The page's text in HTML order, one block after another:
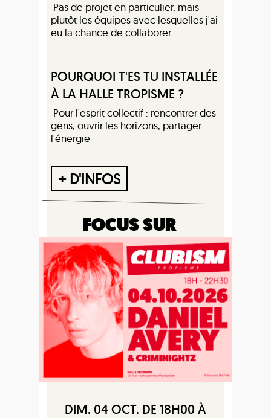
Pas de projet en particulier, mais
plutôt les équipes avec lesquelles j'ai
eu la chance de collaborer
POURQUOI T'ES TU INSTALLÉE
À LA HALLE TROPISME ?
Pour l'esprit collectif : rencontrer des
gens, ouvrir les horizons, partager
l'énergie
+ D'INFOS
FOCUS SUR
DIM. 04 OCT. DE 18H00 À